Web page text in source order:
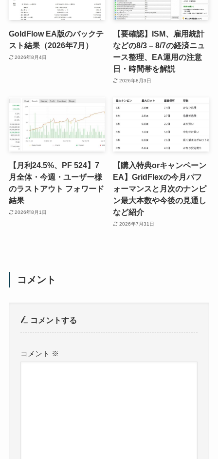
GoldFlow EA版のバックテ
スト結果（2026年7月）
2026年8月4日
【要確認】ISM、雇用統計
などの8/3 – 8/7の経済ニュ
ース整理、EA運用の注意
日・時間帯を解説
2026年8月3日
【月利24.5%、PF 524】7
月全体・今週・ユーザー様
のラストアウト フォワード
結果
2026年8月1日
【購入特典orキャンペーン
EA】GridFlexの今月パフ
ォーマンスと月次のナンピ
ン最大本数や今後の見通し
など紹介
2026年7月31日
コメント
コメントする
コメント ※